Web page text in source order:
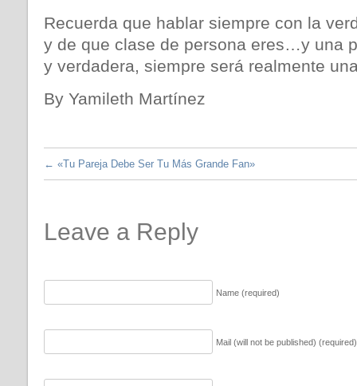
Recuerda que hablar siempre con la
y de que clase de persona eres…y una
y verdadera, siempre será realmente
By Yamileth Martínez
← «Tu Pareja Debe Ser Tu Más Grande Fan»
Leave a Reply
Name (required)
Mail (will not be published) (required)